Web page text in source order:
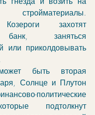
захотят
заняться
или приколдовывать
быть вторая
Солнце и Плутон
политические
подтолкнут